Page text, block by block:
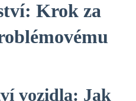
Krok za
vozidla: Jak